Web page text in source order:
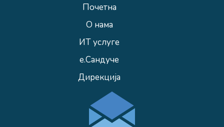
Почетна
О нама
ИТ услуге
е.Сандуче
Дирекција